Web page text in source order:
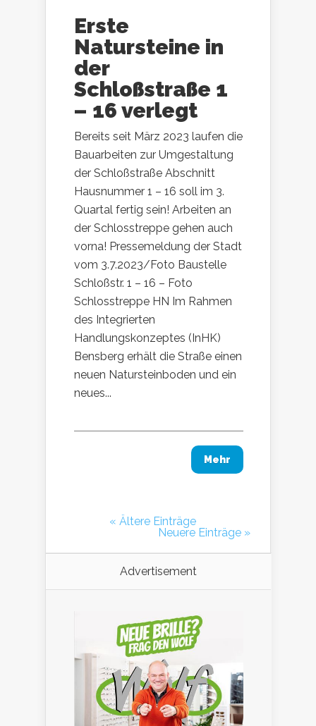
Erste
Natursteine in
der
Schloßstraße 1
– 16 verlegt
Bereits seit März 2023 laufen die
Bauarbeiten zur Umgestaltung
der Schloßstraße Abschnitt
Hausnummer 1 – 16 soll im 3.
Quartal fertig sein! Arbeiten an
der Schlosstreppe gehen auch
vorna! Pressemeldung der Stadt
vom 3.7.2023/Foto Baustelle
Schloßstr. 1 – 16 – Foto
Schlosstreppe HN Im Rahmen
des Integrierten
Handlungskonzeptes (InHK)
Bensberg erhält die Straße einen
neuen Natursteinboden und ein
neues...
Mehr
« Ältere Einträge
Neuere Einträge »
Advertisement